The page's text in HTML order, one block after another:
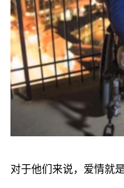
对于他们来说，爱情就